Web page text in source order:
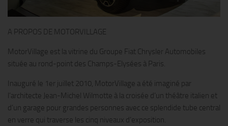
A PROPOS DE MOTORVILLAGE
MotorVillage est la vitrine du Groupe Fiat Chrysler Automobiles
située au rond-point des Champs-Elysées à Paris.
Inauguré le 1er juillet 2010, MotorVillage a été imaginé par
l’architecte Jean-Michel Wilmotte à la croisée d’un théâtre italien et
d’un garage pour grandes personnes avec ce splendide tube central
en verre qui traverse les cinq niveaux d’exposition.